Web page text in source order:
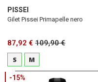
PISSEI
Gilet Pissei Primapelle nero
87,92 € 109,90 €
S
M
-15%